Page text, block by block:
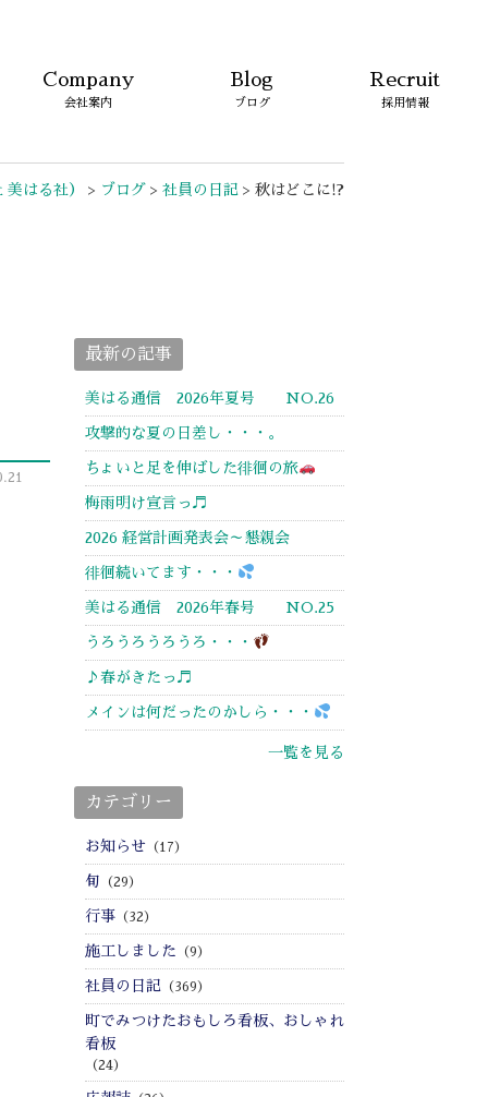
Company
会社案内
Blog
ブログ
Recruit
採用情報
はる社） > ブログ > 社員の日記 > 秋はどこに!?
最新の記事
美はる通信 2026年夏号 NO.26
攻撃的な夏の日差し・・・。
ちょいと足を伸ばした徘徊の旅
梅雨明け宣言っ♬
2026 経営計画発表会～懇親会
徘徊続いてます・・・
美はる通信 2026年春号 NO.25
うろうろうろうろ・・・
♪春がきたっ♬
メインは何だったのかしら・・・
一覧を見る
カテゴリー
お知らせ（17）
旬 （29）
行事（32）
施工しました （9）
社員の日記 （369）
町でみつけたおもしろ看板、おしゃれ
看板
（24）